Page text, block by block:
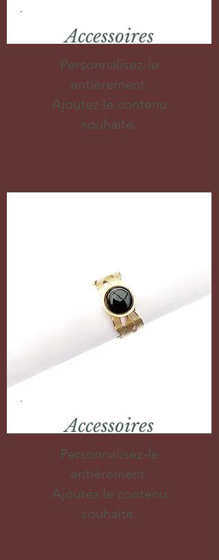
Accessoires
Personnalisez-le
entièrement.
Ajoutez le contenu
souhaité.
Accessoires
Personnalisez-le
entièrement.
Ajoutez le contenu
souhaité.